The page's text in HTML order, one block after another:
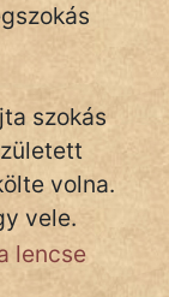
szokás
volna.
vele.
lencse